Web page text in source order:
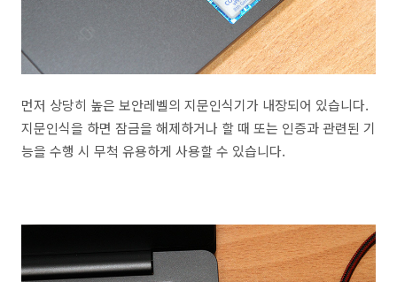
먼저 상당히 높은 보안레벨의 지문인식기가 내장되어 있습니다.
지문인식을 하면 잠금을 해제하거나 할 때 또는 인증과 관련된 기
능을 수행 시 무척 유용하게 사용할 수 있습니다.